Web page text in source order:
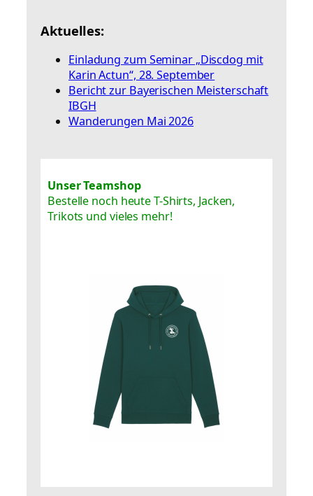
Aktuelles:
Einladung zum Seminar „Discdog mit
Karin Actun“, 28. September
Bericht zur Bayerischen Meisterschaft
IBGH
Wanderungen Mai 2026
Unser Teamshop
Bestelle noch heute T-Shirts, Jacken,
Trikots und vieles mehr!